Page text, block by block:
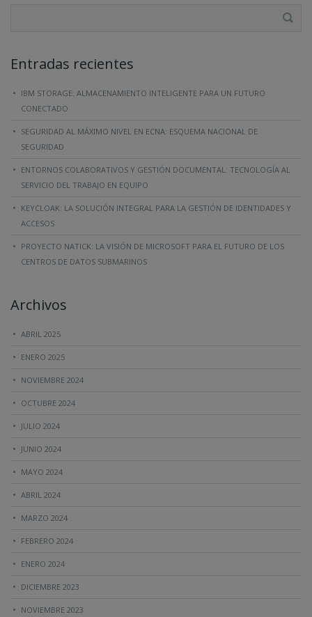
Entradas recientes
IBM STORAGE: ALMACENAMIENTO INTELIGENTE PARA UN FUTURO
CONECTADO
SEGURIDAD AL MÁXIMO NIVEL EN ECNA: ESQUEMA NACIONAL DE
SEGURIDAD
ENTORNOS COLABORATIVOS Y GESTIÓN DOCUMENTAL: TECNOLOGÍA AL
SERVICIO DEL TRABAJO EN EQUIPO
KEYCLOAK: LA SOLUCIÓN INTEGRAL PARA LA GESTIÓN DE IDENTIDADES Y
ACCESOS
PROYECTO NATICK: LA VISIÓN DE MICROSOFT PARA EL FUTURO DE LOS
CENTROS DE DATOS SUBMARINOS
Archivos
ABRIL 2025
ENERO 2025
NOVIEMBRE 2024
OCTUBRE 2024
JULIO 2024
JUNIO 2024
MAYO 2024
ABRIL 2024
MARZO 2024
FEBRERO 2024
ENERO 2024
DICIEMBRE 2023
NOVIEMBRE 2023